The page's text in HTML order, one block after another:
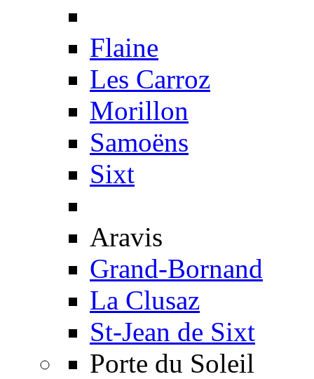
Flaine
Les Carroz
Morillon
Samoëns
Sixt
Aravis
Grand-Bornand
La Clusaz
St-Jean de Sixt
Porte du Soleil